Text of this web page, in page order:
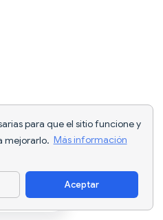
para que el sitio funcione y
mejorarlo. Más información
Aceptar
app